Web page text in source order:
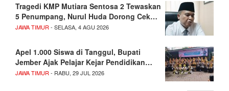
Tragedi KMP Mutiara Sentosa 2 Tewaskan
5 Penumpang, Nurul Huda Dorong Cek…
JAWA TIMUR - SELASA, 4 AGU 2026
Apel 1.000 Siswa di Tanggul, Bupati
Jember Ajak Pelajar Kejar Pendidikan…
JAWA TIMUR - RABU, 29 JUL 2026